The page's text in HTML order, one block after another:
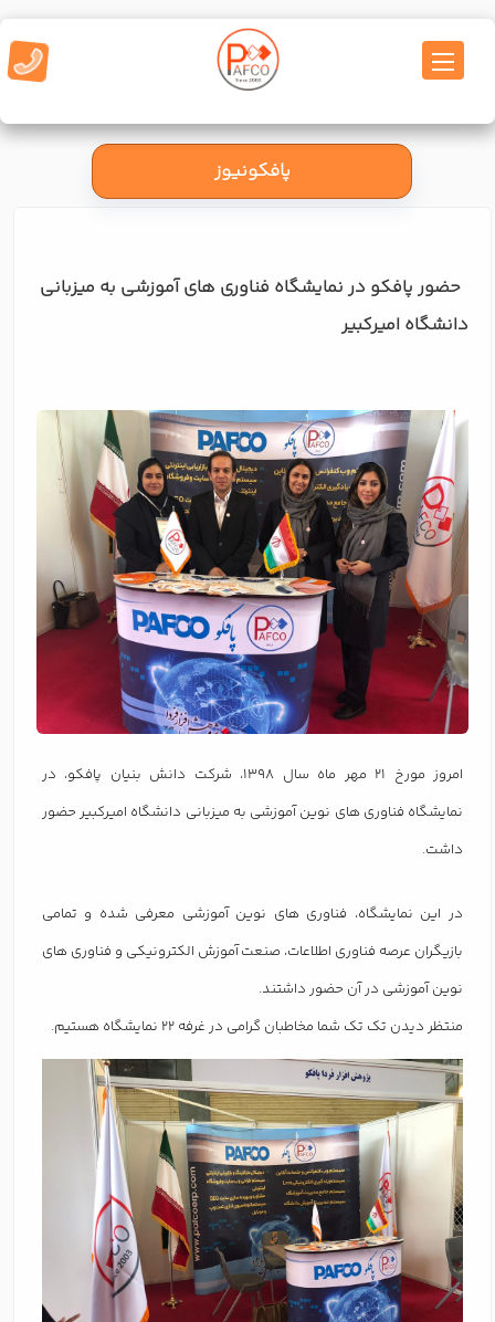
پافکونیوز
حضور پافکو در نمایشگاه فناوری های آموزشی به میزبانی
دانشگاه امیرکبیر
امروز مورخ 21 مهر ماه سال 1398، شرکت دانش بنیان پافکو، در
نمایشگاه فناوری های نوین آموزشی به میزبانی دانشگاه امیرکبیر حضور
داشت.
در این نمایشگاه، فناوری های نوین آموزشی معرفی شده و تمامی
بازیگران عرصه فناوری اطلاعات، صنعت آموزش الکترونیکی و فناوری های
نوین آموزشی در آن حضور داشتند.
منتظر دیدن تک تک شما مخاطبان گرامی در غرفه 22 نمایشگاه هستیم.